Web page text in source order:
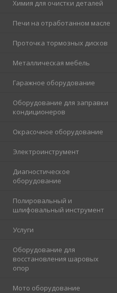
Химия для очистки деталей
Печи на отработанном масле
Проточка тормозных дисков
Металлическая мебель
Гаражное оборудование
Оборудование для заправки
кондиционеров
Окрасочное оборудование
Электроинструмент
Диагностическое
оборудование
Полировальный и
шлифовальный инструмент
Услуги
Оборудование для
восстановления шаровых
опор
Мото оборудование